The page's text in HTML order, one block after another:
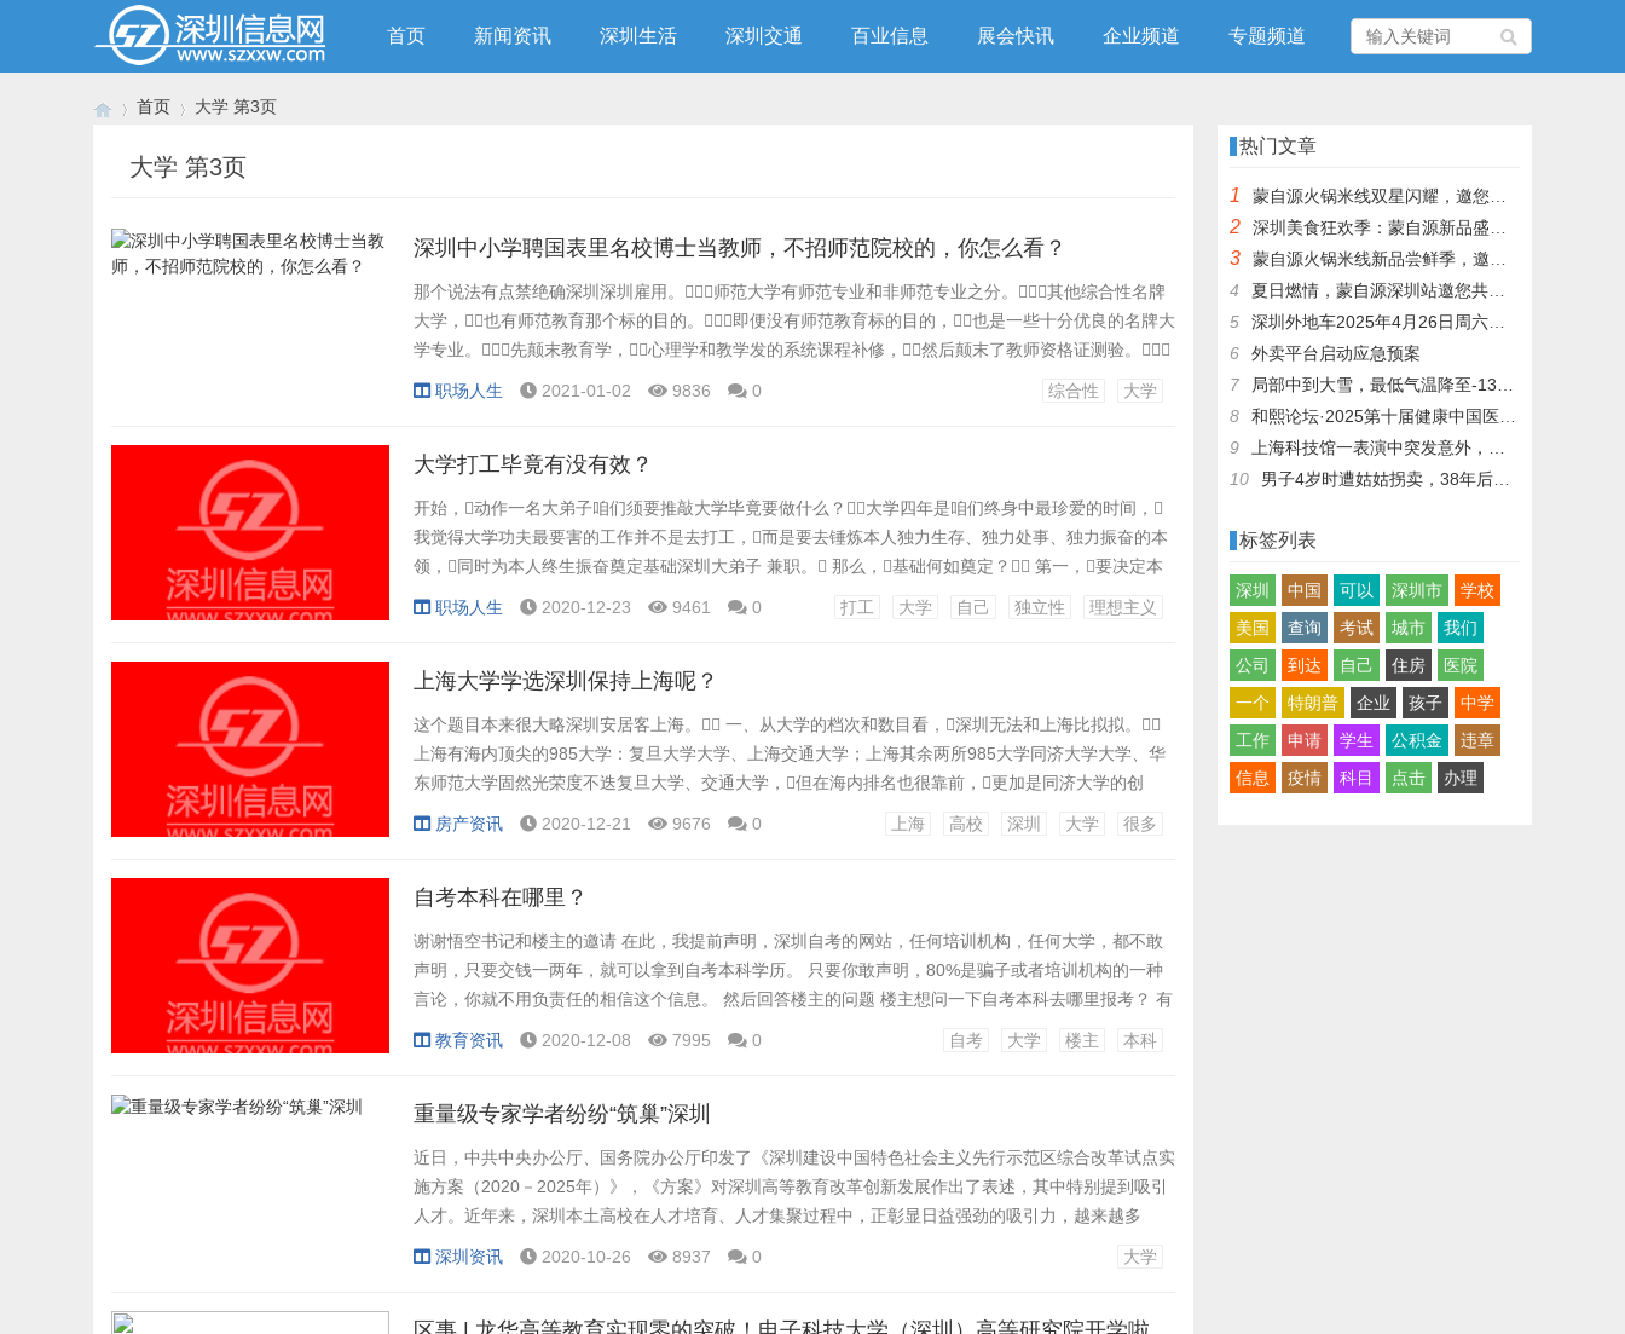
首页 新闻资讯 深圳生活 深圳交通 百业信息 展会快讯 企业频道 专题频道
首页 大学 第3页
大学 第3页
深圳中小学聘国表里名校博士当教师，不招师范院校的，你怎么看？
那个说法有点禁绝确深圳深圳雇用。师范大学有师范专业和非师范专业之分。其他综合性名牌
大学，也有师范教育那个标的目的。即便没有师范教育标的目的，也是一些十分优良的名牌大
学专业。先颠末教育学，心理学和教学发的系统课程补修，然后颠末了教师资格证测验。
在我们国度，教师资格测验是全国同一的，除了师范重点大学能够校内测验颁布以外。而教师
职场人生 2021-01-02 9836 0 综合性 大学
大学打工毕竟有没有效？
开始，动作一名大弟子咱们须要推敲大学毕竟要做什么？大学四年是咱们终身中最珍爱的时间，
我觉得大学功夫最要害的工作并不是去打工，而是要去锤炼本人独力生存、独力处事、独力振奋的本
领，同时为本人终生振奋奠定基础深圳大弟子 兼职。 那么，基础何如奠定？ 第一，要决定本
人爱好的进修目的，也即是专科的采用。这个专科纷歧定是你进大学时填报的专科，而是过程提防
职场人生 2020-12-23 9461 0 打工 大学 自己 独立性 理想主义
上海大学学选深圳保持上海呢？
这个题目本来很大略深圳安居客上海。 一、从大学的档次和数目看，深圳无法和上海比拟拟。
上海有海内顶尖的985大学：复旦大学大学、上海交通大学；上海其余两所985大学同济大学大学、华
东师范大学固然光荣度不迭复旦大学、交通大学，但在海内排名也很靠前，更加是同济大学的创
造、桥梁、汽车等关系专科在海内也是佼佼者，上海华东师范大学的培植学、地舆学、华文、汗青、
房产资讯 2020-12-21 9676 0 上海 高校 深圳 大学 很多
自考本科在哪里？
谢谢悟空书记和楼主的邀请 在此，我提前声明，深圳自考的网站，任何培训机构，任何大学，都不敢
声明，只要交钱一两年，就可以拿到自考本科学历。 只要你敢声明，80%是骗子或者培训机构的一种
言论，你就不用负责任的相信这个信息。 然后回答楼主的问题 楼主想问一下自考本科去哪里报考？ 有
两个建议值得考虑 如果你工作的地区有大学，可以直接去继续教育学院咨询注册。 如果你工作的地区
教育资讯 2020-12-08 7995 0 自考 大学 楼主 本科
重量级专家学者纷纷“筑巢”深圳
近日，中共中央办公厅、国务院办公厅印发了《深圳建设中国特色社会主义先行示范区综合改革试点实
施方案（2020－2025年）》，《方案》对深圳高等教育改革创新发展作出了表述，其中特别提到吸引
人才。近年来，深圳本土高校在人才培育、人才集聚过程中，正彰显日益强劲的吸引力，越来越多
的“重量级”专家、学者加盟，深圳高...
深圳资讯 2020-10-26 8937 0 大学
热门文章
1 蒙自源火锅米线双星闪耀，邀您共享辣爽夏日盛宴！
2 深圳美食狂欢季：蒙自源新品盛宴邀您品尝
3
蒙自源火锅米线新品尝鲜季，邀您共享味蕾盛宴！
4
夏日燃情，蒙自源深圳站邀您共赴美食盛宴！
5
深圳外地车2025年4月26日周六限行吗
6
外卖平台启动应急预案
7
局部中到大雪，最低气温降至-13℃，济南今冬的第一场雪，或跟去年同一时间！
8
和熙论坛·2025第十届健康中国医药连锁发展论坛在泰州举办
9
上海科技馆一表演中突发意外，机器人从高处坠落摔毁
10
男子4岁时遭姑姑拐卖，38年后终回家认亲！聋哑父母苦寻多年，母亲已抱憾离世丨红星寻人
标签列表
深圳 中国 可以 深圳市
学校
美国
查询 考试 城市
我们
公司
到达 自己 住房
医院
一个
特朗普 企业 孩子
中学
工作
申请 学生 公积金
违章
信息
疫情 科目 点击 办理